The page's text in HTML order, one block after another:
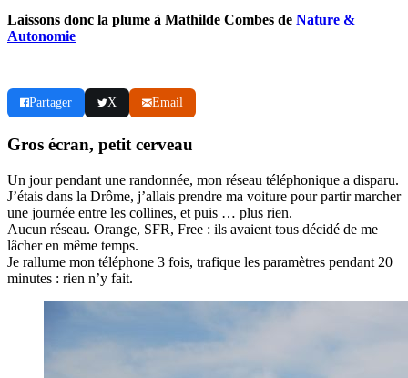
Laissons donc la plume à Mathilde Combes de Nature &
Autonomie
Partager X Email
Gros écran, petit cerveau
Un jour pendant une randonnée, mon réseau téléphonique a disparu.
J’étais dans la Drôme, j’allais prendre ma voiture pour partir marcher
une journée entre les collines, et puis … plus rien.
Aucun réseau. Orange, SFR, Free : ils avaient tous décidé de me
lâcher en même temps.
Je rallume mon téléphone 3 fois, trafique les paramètres pendant 20
minutes : rien n’y fait.